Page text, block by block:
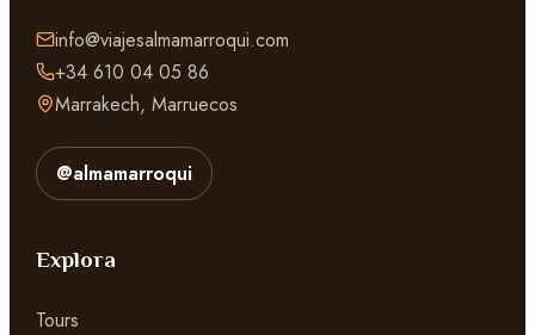
info@viajesalmamarroqui.com
+34 610 04 05 86
Marrakech, Marruecos
@almamarroqui
Explora
Tours